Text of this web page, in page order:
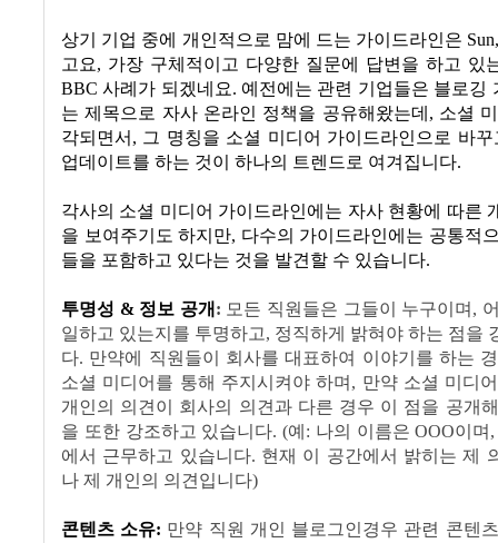
상기 기업 중에 개인적으로 맘에 드는 가이드라인은
고요, 가장 구체적이고 다양한 질문에 답변을 하고 있
BBC사례가 되겠네요. 예전에는 관련 기업들은 블로깅
는 제목으로 자사 온라인 정책을 공유해왔는데 , 소셜
각되면서 , 그 명칭을 소셜 미디어 가이드라인으로 바꾸
업데이트를 하는 것이 하나의 트렌드로 여겨집니다.
각사의 소셜 미디어 가이드라인에는 자사 현황에 따른
을 보여주기도 하지만, 다수의 가이드라인에는 공통적
들을 포함하고 있다는 것을 발견할 수 있습니다.
투명성 & 정보 공개 : 모든 직원들은 그들이 누구이며 ,
일하고 있는지를 투명하고, 정직하게 밝혀야 하는 점을
다. 만약에 직원들이 회사를 대표하여 이야기를 하는
소셜 미디어를 통해 주지시켜야 하며 , 만약 소셜 미디
개인의 의견이 회사의 의견과 다른 경우 이 점을 공개
을 또한 강조하고 있습니다. (예 : 나의 이름은 OOO이며
에서 근무하고 있습니다. 현재 이 공간에서 밝히는 제
나 제 개인의 의견입니다)
콘텐츠 소유: 만약 직원 개인 블로그인경우 관련 콘텐